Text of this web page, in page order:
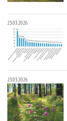
23.03.2026
23.03.2026